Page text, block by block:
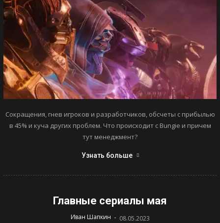
Сокращения, гнев игроков и разработчиков, обсчеты с прибылью
в 45% и куча других проблем. Что происходит с Bungie и причем
тут менеджмент?
Узнать больше
Главные сериалы мая
Иван Шапкин - 08.05.2023